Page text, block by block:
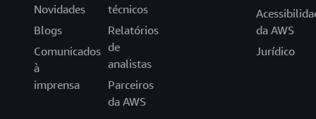
Novidades
Blogs
Comunicados
à
imprensa
técnicos
Relatórios
de
analistas
Parceiros
da AWS
da AWS
Jurídico